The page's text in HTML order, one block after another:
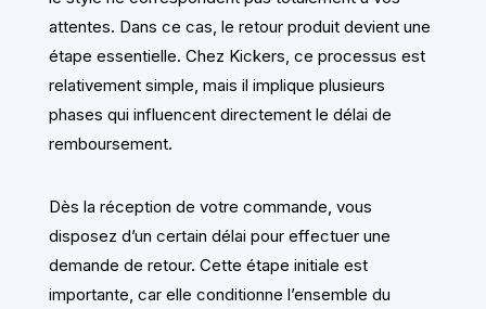
attentes. Dans ce cas, le retour produit devient une
étape essentielle. Chez Kickers, ce processus est
relativement simple, mais il implique plusieurs
phases qui influencent directement le délai de
remboursement.
Dès la réception de votre commande, vous
disposez d’un certain délai pour effectuer une
demande de retour. Cette étape initiale est
importante, car elle conditionne l’ensemble du